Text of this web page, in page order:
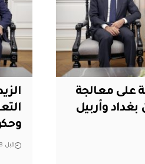
على معالجة
وأربيل
قبل 8 ساعات